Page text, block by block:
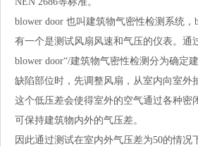
blower door 也叫建筑物气密性检测系统
有一个是测试风扇风速和气压的仪表。
blower door“/建筑物气密性检测分为确定
缺陷部位时，先调整风扇，从室内向室外
这个低压差会使得室外的空气通过各种
可保持建筑物内外的气压差。
因此通过测试在室内外气压差为50的情